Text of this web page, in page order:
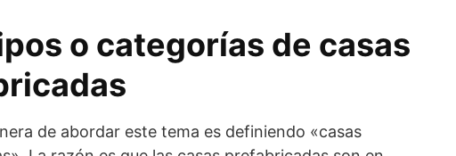
o categorías de casas
de abordar este tema es definiendo «casas